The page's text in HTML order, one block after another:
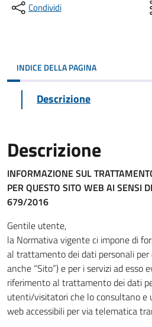
Condividi
INDICE DELLA PAGINA
Descrizione
Descrizione
INFORMAZIONE SUL
PER QUESTO SITO WEB AI SENSI
679/2016
Gentile utente,
la Normativa vigente ci impone di
al trattamento dei dati personali
anche “Sito”) e per i servizi ad
riferimento al trattamento dei dati
utenti/visitatori che lo consultano e
web accessibili per via telematica